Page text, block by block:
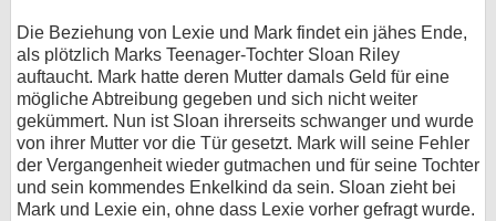
Die Beziehung von Lexie und Mark findet ein jähes Ende,
als plötzlich Marks Teenager-Tochter Sloan Riley
auftaucht. Mark hatte deren Mutter damals Geld für eine
mögliche Abtreibung gegeben und sich nicht weiter
gekümmert. Nun ist Sloan ihrerseits schwanger und wurde
von ihrer Mutter vor die Tür gesetzt. Mark will seine Fehler
der Vergangenheit wieder gutmachen und für seine Tochter
und sein kommendes Enkelkind da sein. Sloan zieht bei
Mark und Lexie ein, ohne dass Lexie vorher gefragt wurde.